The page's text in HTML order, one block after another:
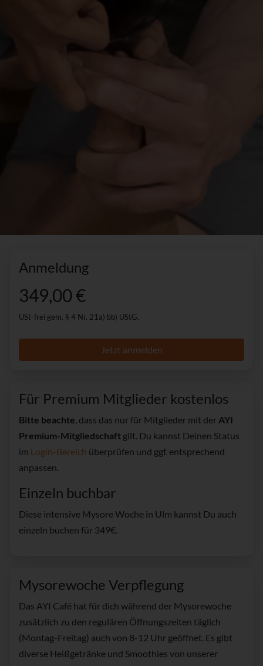
Anmeldung
349,00 €
USt-frei gem. § 4 Nr. 21a) bb) UStG.
Jetzt anmelden
Für Premium Mitglieder kostenlos
Bitte beachte , dass das nur für Mitglieder mit der AYI
Premium-Mitgliedschaft gilt. Du kannst Deinen Status
im Login-Bereich überprüfen und ggf. entsprechend
anpassen.
Einzeln buchbar
Diese intensive Mysore Woche in Ulm kannst Du auch
einzeln buchen für 349€.
Mysorewoche Verpflegung
Das AYI Café hat für dich während der Mysorewoche
zusätzlich zu den regulären Öffnungszeiten täglich
(Montag-Freitag) auch von 8-12 Uhr geöffnet. Es gibt
diverse Heißgetränke und Smoothies von unserer